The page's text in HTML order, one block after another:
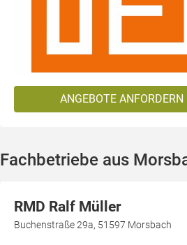
ANGEBOTE ANFORDERN
Fachbetriebe aus
RMD Ralf Müller
Buchenstraße 29a, 51597 Morsbach